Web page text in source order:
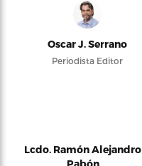
Oscar J. Serrano
Periodista Editor
Lcdo. Ramón Alejandro
Pabón